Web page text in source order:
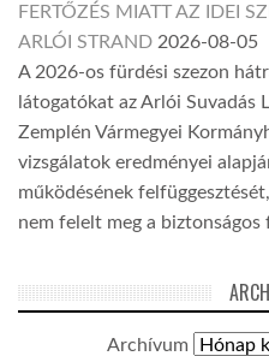
FERTŐZÉS MIATT AZ IDEI
ARLÓI STRAND 2026-08-05
A 2026-os fürdési szezon
látogatókat az Arlói Suvadás
Zemplén Vármegyei
vizsgálatok eredményei
működésének
nem felelt meg a
Archívum